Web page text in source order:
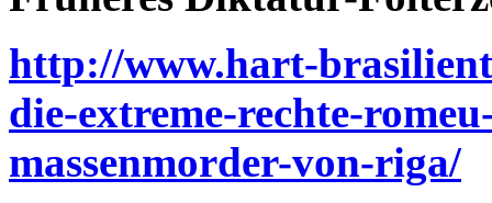
http://www.hart-
die-extreme-rechte-
massenmorder-von-riga/